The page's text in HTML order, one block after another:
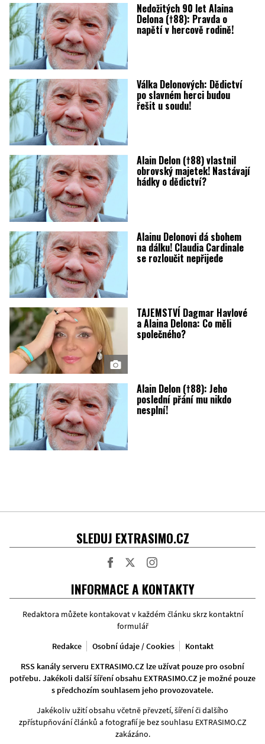
Nedožitých 90 let Alaina
Delona (†88): Pravda o
napětí v hercově rodině!
Válka Delonových: Dědictví
po slavném herci budou
řešit u soudu!
Alain Delon (†88) vlastnil
obrovský majetek! Nastávají
hádky o dědictví?
Alainu Delonovi dá sbohem
na dálku! Claudia Cardinale
se rozloučit nepřijede
TAJEMSTVÍ Dagmar Havlové
a Alaina Delona: Co měli
společného?
Alain Delon (†88): Jeho
poslední přání mu nikdo
nesplní!
SLEDUJ EXTRASIMO.CZ
INFORMACE A KONTAKTY
Redaktora můžete kontakovat v každém článku skrz kontaktní
formulář
Redakce
Osobní údaje / Cookies
Kontakt
RSS kanály serveru EXTRASIMO.CZ lze užívat pouze pro osobní
potřebu. Jakékoli další šíření obsahu EXTRASIMO.CZ je možné pouze
s předchozím souhlasem jeho provozovatele.
Jakékoliv užití obsahu včetně převzetí, šíření či dalšího
zpřístupňování článků a fotografií je bez souhlasu EXTRASIMO.CZ
zakázáno.